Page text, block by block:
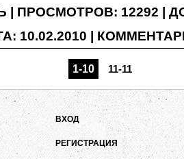
ПРОСМОТРОВ: 12292
10.02.2010
1-10 11-11
ВХОД
РЕГИСТРАЦИЯ